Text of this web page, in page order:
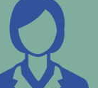
Pharmacien